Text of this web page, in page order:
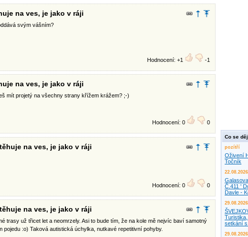
na ves, je jako v ráji
svým vášním?
Hodnocení: +1 -1
na ves, je jako v ráji
mít projetý na všechny strany křížem krážem? ;-)
Hodnocení: 0 0
na ves, je jako v ráji
Hodnocení: 0 0
na ves, je jako v ráji
trasy už třicet let a neomrzely. Asi to bude tím, že na kole mě nejvíc baví samotný
pojedu :o) Taková autistická úchylka, nutkavé repetitivní pohyby.
Co se
pozítří
Oživení
Točník
22.08.2026
Č.411 '
Davle -
29.08.2026
setkání
29.08.2026